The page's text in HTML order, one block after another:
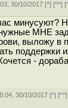
30/10/2017 [^] [^^] [
минусуют?
МНЕ
выложу в
поддержки
-
30/10/2017 [^] [^^